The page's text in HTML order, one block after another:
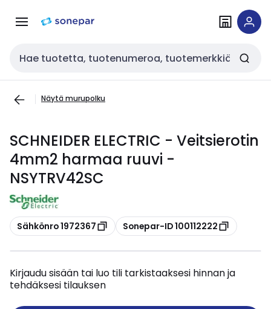
navigointiinsisältöön
Haku
Näytä murupolku
SCHNEIDER ELECTRIC - Veitsierotin
4mm2 harmaa ruuvi -
NSYTRV42SC
Kopioi
Sähkönro 1972367 Kopioi
Sonepar-ID 100112222
Kirjaudu sisään tai luo tili tarkistaaksesi hinnan ja
tehdäksesi tilauksen